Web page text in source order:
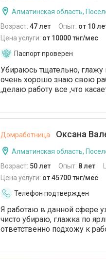
Алматинская область,
Возраст: 47 лет Опыт: от 10
Цена услуги: от 10000 тнг/мес
Паспорт проверен
Убираюсь тщательно,
очень хорошо знаю свою
,делаю работу все ,что
Домработница Оксана
Алматинская область,
Возраст: 50 лет Опыт: 8 лет
Цена услуги: от 45700 тнг/мес
Телефон подтвержден
Я работаю в данной сфере
чисто убираю, глажка по
ответственно подхожу к